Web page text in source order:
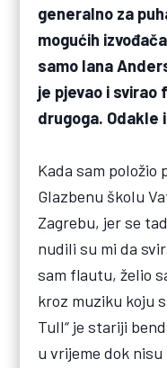
generalno za
mogućih
samo Iana
je pjevao i
drugoga.
Kada sam položio
Glazbenu školu
Zagrebu, jer se
nudili su mi da
sam flautu, želio
kroz muziku koju
Tull“ je stariji
u vrijeme dok